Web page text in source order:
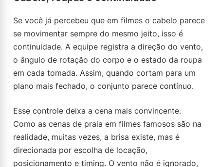
Se você já percebeu que em filmes o cabelo parece
se movimentar sempre do mesmo jeito, isso é
continuidade. A equipe registra a direção do vento,
o ângulo de rotação do corpo e o estado da roupa
em cada tomada. Assim, quando cortam para um
plano mais fechado, o conjunto parece contínuo.
Esse controle deixa a cena mais convincente.
Como as cenas de praia em filmes famosos são na
realidade, muitas vezes, a brisa existe, mas é
direcionada por escolha de locação,
posicionamento e timing. O vento não é ignorado,